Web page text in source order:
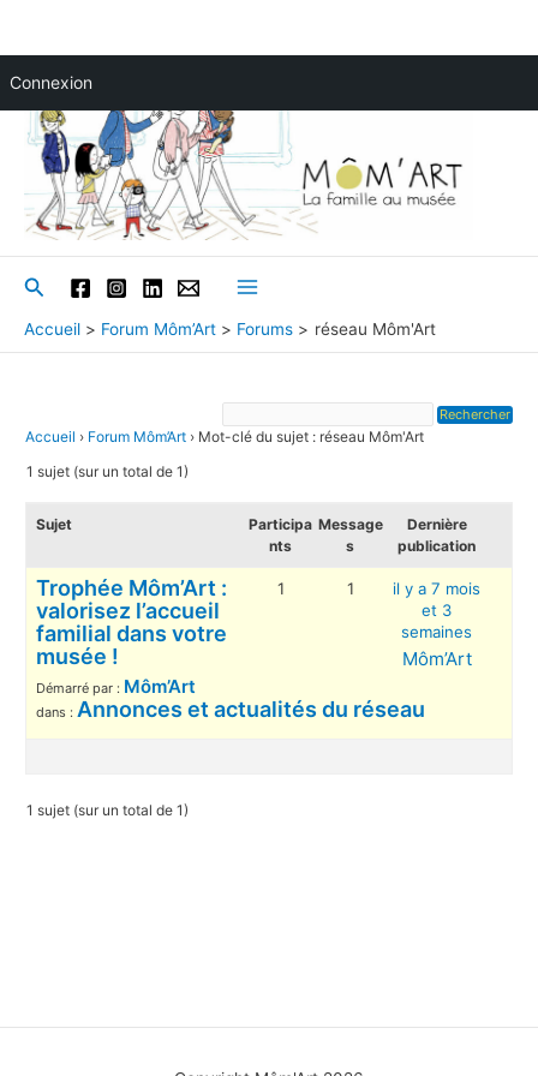
Connexion
contenu
Rechercher
Menu
Accueil Forum Môm’Art Forums réseau Môm'Art
Accueil › Forum Môm’Art › Mot-clé du sujet : réseau Môm'Art
1 sujet (sur un total de 1)
Sujet
Participa
nts
Message
s
Dernière
publication
Trophée Môm’Art :
valorisez l’accueil
familial dans votre
musée !
Démarré par : Môm’Art
dans :Annonces et actualités du réseau
1 1
il y a 7 mois
et 3
semaines
Môm’Art
1 sujet (sur un total de 1)